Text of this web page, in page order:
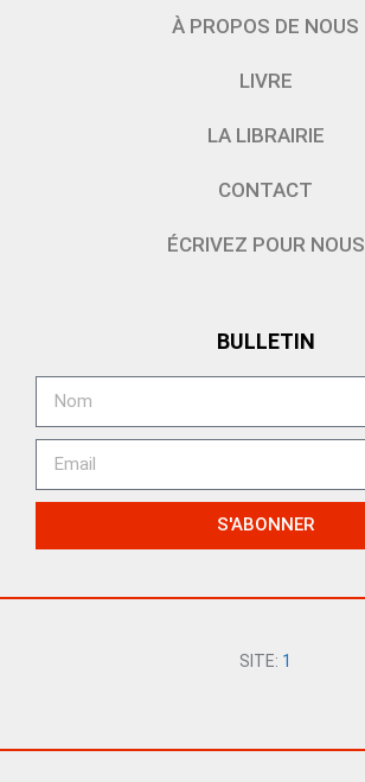
À PROPOS DE NOUS
LIVRE
LA LIBRAIRIE
CONTACT
ÉCRIVEZ POUR NOUS
BULLETIN
S'ABONNER
SITE: 1